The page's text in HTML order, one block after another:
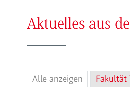
Aktuelles aus
Alle anzeigen Fakultät